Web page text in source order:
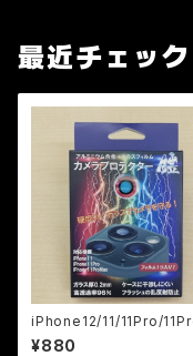
最近チェッ
iPhone12/11/11Pro/
x用ｶﾒﾗﾌﾟﾛﾃｸﾀｰ鎧 ﾚｯﾄﾞ
¥880